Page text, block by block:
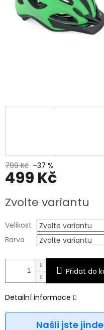
799 Kč –37 %
499 Kč
cena:
Zvolte variantu
Velikost
Barva
Přidat do
Detailní informace
Našli jste